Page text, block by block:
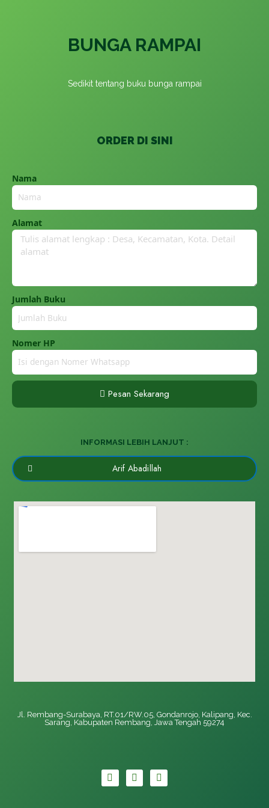
BUNGA RAMPAI
Sedikit tentang buku bunga rampai
ORDER DI SINI
Nama
Alamat
Jumlah Buku
Nomer HP
Pesan Sekarang
INFORMASI LEBIH LANJUT :
Arif Abadillah
Jl. Rembang-Surabaya, RT.01/RW.05, Gondanrojo, Kalipang, Kec.
Sarang, Kabupaten Rembang, Jawa Tengah 59274